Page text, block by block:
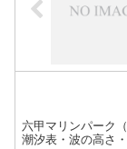
六甲マリンパーク
潮汐表・波の高さ